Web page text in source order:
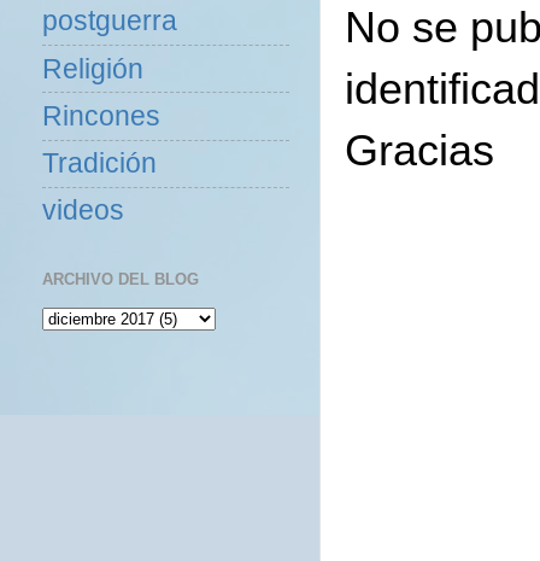
No se
Gracias
postguerra
Religión
Rincones
Tradición
videos
ARCHIVO DEL BLOG